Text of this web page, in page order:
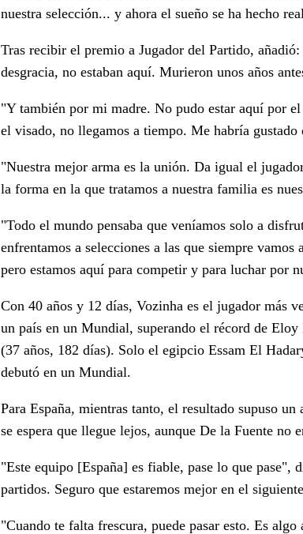
nuestra selección... y ahora el sueño se ha hecho
Tras recibir el premio a Jugador del Partido,
desgracia, no estaban aquí. Murieron unos años
"Y también por mi madre. No pudo estar aquí por
el visado, no llegamos a tiempo. Me habría gustado
"Nuestra mejor arma es la unión. Da igual el
la forma en la que tratamos a nuestra familia es
"Todo el mundo pensaba que veníamos solo a
enfrentamos a selecciones a las que siempre vamos
pero estamos aquí para competir y para luchar por
Con 40 años y 12 días, Vozinha es el jugador más
un país en un Mundial, superando el récord de
(37 años, 182 días). Solo el egipcio Essam El
debutó en un Mundial.
Para España, mientras tanto, el resultado supuso
se espera que llegue lejos, aunque De la Fuente no
"Este equipo [España] es fiable, pase lo que pase",
partidos. Seguro que estaremos mejor en el
"Cuando te falta frescura, puede pasar esto. Es